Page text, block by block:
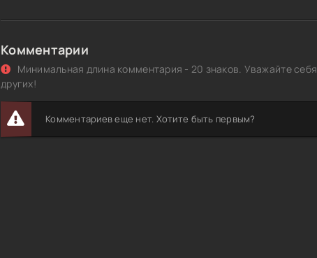
Комментарии
Минимальная длина комментария - 20 знаков. Уважайте
других!
Комментариев еще нет. Хотите быть первым?